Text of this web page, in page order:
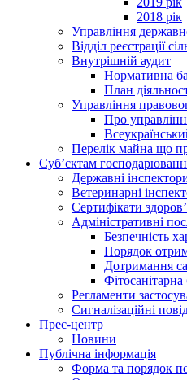
2018 рік
Управління
Відділ реєстрації
Внутрішній аудит
Нормативна
План
Управління
Про
Перелік майна що
Суб’єктам
Державні
Ветеринарні
Сертифікати
Адміністративні
Безпечність
Порядок
Дотримання
Фітосанітарна
Регламенти
Сигналізаційні
Прес-центр
Новини
Публічна інформація
Форма та порядок